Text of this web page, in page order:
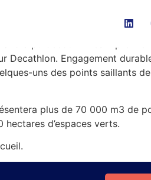
Parc des Aiguilles, parc
a pu découvrir les 2
Decathlon. Engagement
uns des points saillants
plus de 70 000 m3 de
d’espaces verts.